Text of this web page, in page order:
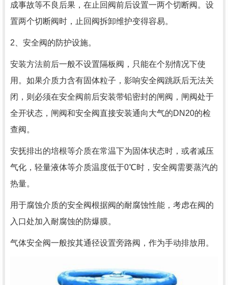
成事故等不良后果，在止回阀前后设置一两个切断阀。设
置两个切断阀时，止回阀拆卸维护变得容易。
2、安全阀的防护设施。
安装方法前后一般不设置隔板阀，只能在个别情况下使
用。如果介质力含有固体粒子，影响安全阀跳跃后无法关
闭，则必须在安全阀前后安装带铅密封的闸阀，闸阀处于
全开状态，闸阀和安全阀直接安装通向大气的DN20的检
查阀。
安抚排出的培根等介质在常温下为固体状态时，或者减压
气化，轻量液体等介质温度低于0℃时，安全阀需要蒸汽的
热量。
用于腐蚀介质的安全阀根据阀的耐腐蚀性能，考虑在阀的
入口处加入耐腐蚀的防爆膜。
气体安全阀一般按其通径设置旁路阀，作为手动排放用。